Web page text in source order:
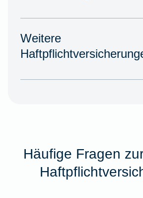
Weitere
Häufige Fragen